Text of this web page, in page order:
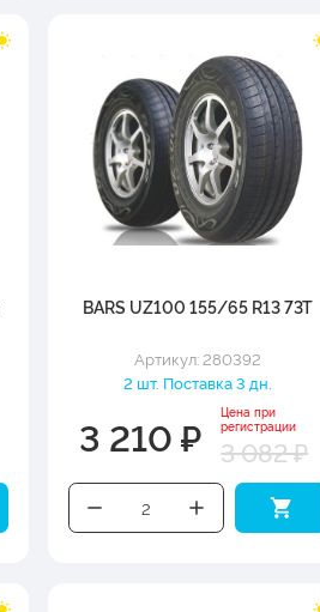
BARS UZ100 155/65 R13 73T
Артикул: 280392
2 шт. Поставка 3 дн.
3 210 ₽
Цена при
регистрации
3 082 ₽